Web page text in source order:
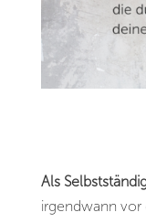
Als
irgendwann vor